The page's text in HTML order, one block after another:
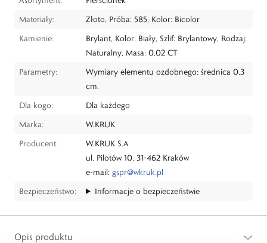
Materiały:
Złoto, Próba: 585, Kolor: Bicolor
Kamienie:
Brylant, Kolor: Biały, Szlif: Brylantowy, Rodzaj:
Naturalny, Masa: 0.02 CT
Parametry:
Wymiary elementu ozdobnego: średnica 0,3
cm.
Dla kogo:
Dla każdego
Marka:
W.KRUK
Producent:
W.KRUK S.A
ul. Pilotów 10, 31-462 Kraków
e-mail: gspr@wkruk.pl
Bezpieczeństwo:
Informacje o bezpieczeństwie
Opis produktu